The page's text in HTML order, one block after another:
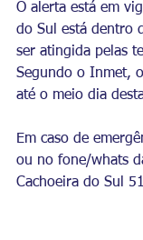
O alerta está em
do Sul está dentro
ser atingida pelas
Segundo o Inmet,
até o meio dia
Em caso de
ou no fone/whats
Cachoeira do Sul